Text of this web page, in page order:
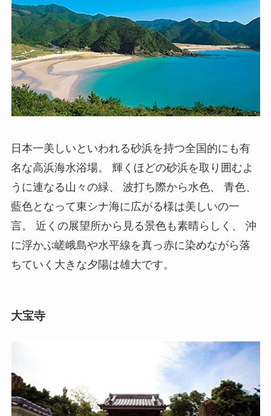
日本一美しいといわれる砂浜を持つ全国的にも有
名な高浜海水浴場。 輝くほどの砂浜を取り囲むよ
うに連なる山々の緑、 波打ち際から水色、 青色、
藍色となって東シナ海に広がる様は美しいの一
言。 近くの展望所から見る景色も素晴らしく、 沖
に浮かぶ嵯峨島や水平線を真っ赤に染めながら落
ちていく大きな夕陽は雄大です。
大宝寺